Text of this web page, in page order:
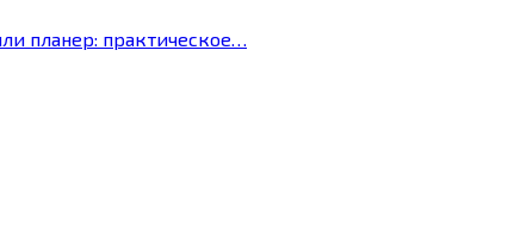
планер: практическое…